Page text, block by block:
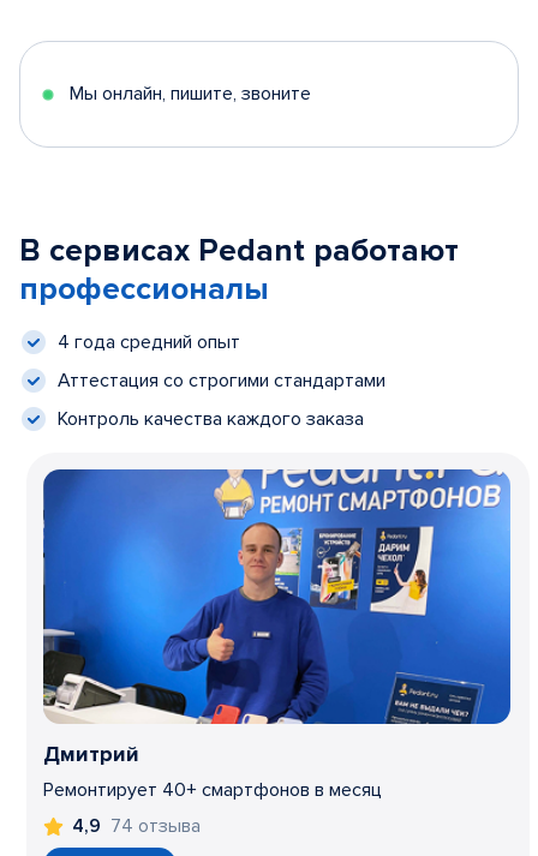
Мы онлайн, пишите, звоните
В сервисах Pedant работают
профессионалы
4 года средний опыт
Аттестация со строгими стандартами
Контроль качества каждого заказа
Дмитрий
Ремонтирует 40+ смартфонов в месяц
4,9 74 отзыва